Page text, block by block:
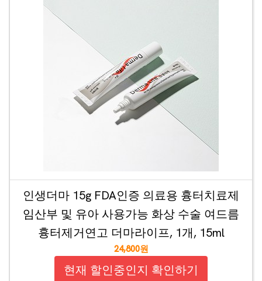
인생더마 15g FDA인증 의료용 흉터치료제
임산부 및 유아 사용가능 화상 수술 여드름
흉터제거연고 더마라이프, 1개, 15ml
24,800원
현재 할인중인지 확인하기